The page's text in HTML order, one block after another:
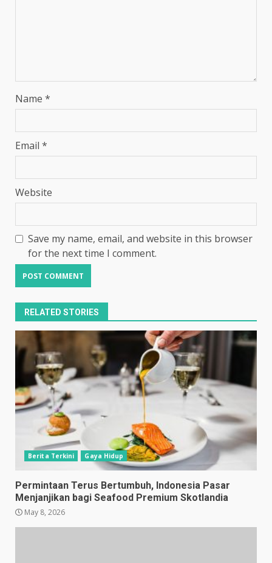
Name *
Email *
Website
Save my name, email, and website in this browser
for the next time I comment.
RELATED STORIES
Berita Terkini Gaya Hidup
Permintaan Terus Bertumbuh, Indonesia Pasar
Menjanjikan bagi Seafood Premium Skotlandia
May 8, 2026